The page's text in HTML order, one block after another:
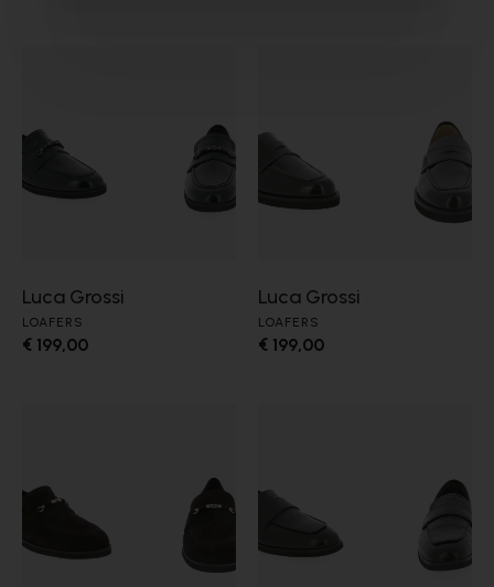
Luca Grossi
LOAFERS
€ 199,00
Luca Grossi
LOAFERS
€ 199,00